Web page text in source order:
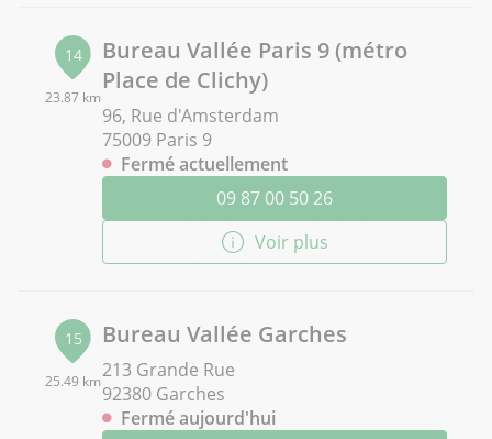
14
23.87 km
Bureau Vallée Paris 9 (métro
Place de Clichy)
96, Rue d'Amsterdam
75009 Paris 9
Fermé actuellement
09 87 00 50 26
Voir plus
15
25.49 km
Bureau Vallée Garches
213 Grande Rue
92380 Garches
Fermé aujourd'hui